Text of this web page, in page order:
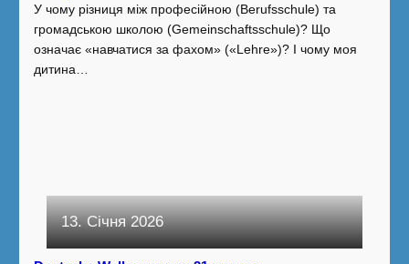
У чому різниця між професійною (Berufsschule) та
громадською школою (Gemeinschaftsschule)? Що
означає «навчатися за фахом» («Lehre»)? І чому моя
дитина…
13. Січня 2026